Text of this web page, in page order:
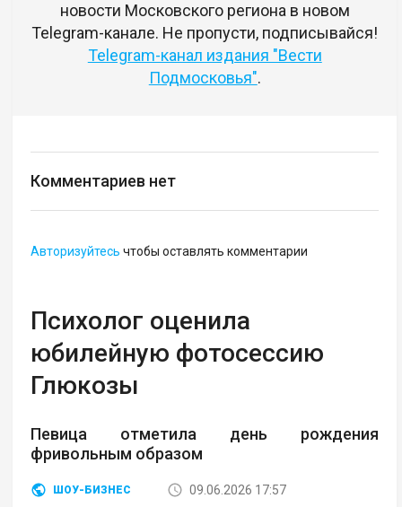
новости Московского региона в новом
Telegram-канале. Не пропусти, подписывайся!
Telegram-канал издания "Вести
Подмосковья".
Комментариев нет
Авторизуйтесь чтобы оставлять комментарии
Психолог оценила
юбилейную фотосессию
Глюкозы
Певица отметила день рождения
фривольным образом
ШОУ-БИЗНЕС
09.06.2026 17:57